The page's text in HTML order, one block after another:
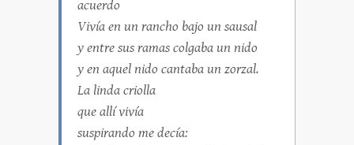
acuerdo
Vivía en un rancho bajo un sausal
y entre sus ramas colgaba un nido
y en aquel nido cantaba un zorzal.
La linda criolla
que allí vivía
suspirando me decía: